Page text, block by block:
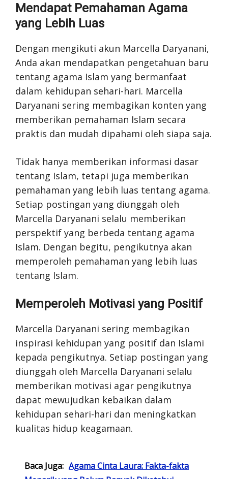
Mendapat Pemahaman Agama
yang Lebih Luas
Dengan mengikuti akun Marcella Daryanani,
Anda akan mendapatkan pengetahuan baru
tentang agama Islam yang bermanfaat
dalam kehidupan sehari-hari. Marcella
Daryanani sering membagikan konten yang
memberikan pemahaman Islam secara
praktis dan mudah dipahami oleh siapa saja.
Tidak hanya memberikan informasi dasar
tentang Islam, tetapi juga memberikan
pemahaman yang lebih luas tentang agama.
Setiap postingan yang diunggah oleh
Marcella Daryanani selalu memberikan
perspektif yang berbeda tentang agama
Islam. Dengan begitu, pengikutnya akan
memperoleh pemahaman yang lebih luas
tentang Islam.
Memperoleh Motivasi yang Positif
Marcella Daryanani sering membagikan
inspirasi kehidupan yang positif dan Islami
kepada pengikutnya. Setiap postingan yang
diunggah oleh Marcella Daryanani selalu
memberikan motivasi agar pengikutnya
dapat mewujudkan kebaikan dalam
kehidupan sehari-hari dan meningkatkan
kualitas hidup keagamaan.
Baca Juga: Agama Cinta Laura: Fakta-fakta